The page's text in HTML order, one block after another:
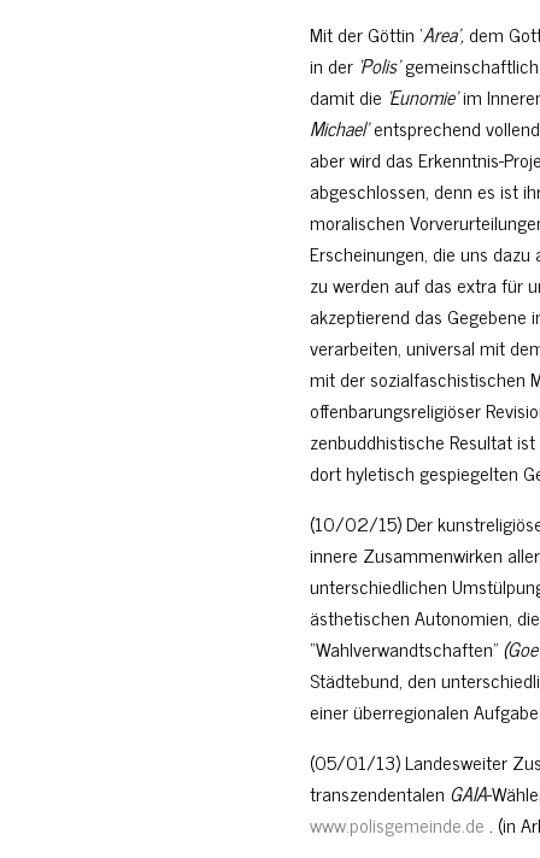
Mit der Göttin ‘Area’, dem
in der ‘Polis’
damit die ‘Eunomie’im
Michael’entsprechend
aber wird das Erkenntnis-
abgeschlossen, denn es ist
moralischen
Erscheinungen, die uns
zu werden auf das extra für
akzeptierend das Gegebene
verarbeiten, universal mit
mit der sozialfaschistischen
offenbarungsreligiöser
zenbuddhistische Resultat
dort hyletisch gespiegelten
(10/02/15) Der
innere Zusammenwirken
unterschiedlichen
ästhetischen Autonomien,
“Wahlverwandtschaften”
Städtebund, den
einer überregionalen
(05/01/13) Landesweiter
transzendentalen GAIA-
www.polisgemeinde.de . (in